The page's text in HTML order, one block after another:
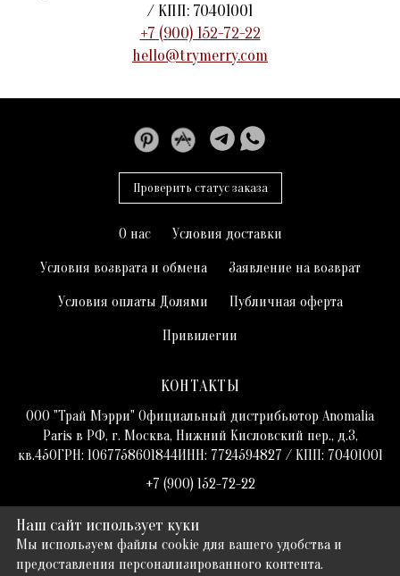
/ КПП: 70401001
+7 (900) 152-72-22
hello@trymerry.com
Проверить статус заказа
О нас Условия доставки
Условия возврата и обмена Заявление на возврат
Условия оплаты Долями Публичная оферта
Привилегии
КОНТАКТЫ
ООО "Трай Мэрри" Официальный дистрибьютор Anomalia
Paris в РФ, г. Москва, Нижний Кисловский пер., д.3,
кв.45ОГРН: 1067758601844ИНН: 7724594827 / КПП: 70401001
+7 (900) 152-72-22
© trymerry.com 2026
Наш сайт использует куки
Мы используем файлы cookie для вашего удобства и
предоставления персонализированного контента.